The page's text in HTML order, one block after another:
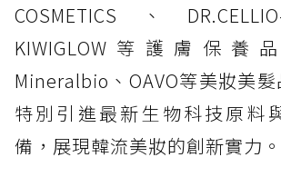
COSMETICS、
KIWIGLOW等護膚保養
Mineralbio、OAVO等美妝美
特別引進最新生物科技原料
備，展現韓流美妝的創新實力。